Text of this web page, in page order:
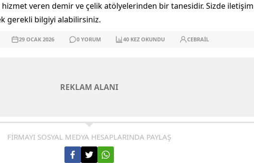
hizmet veren demir ve çelik atölyelerinden bir tanesidir. Sizde iletişim
gerekli bilgiyi alabilirsiniz.
29 OCAK 2026 0 YORUM 40 KEZ OKUNDU CEBRAIL
REKLAM ALANI
FİRMAYI SOSYAL MEDYA HESAPLARINDA PAYLAŞ